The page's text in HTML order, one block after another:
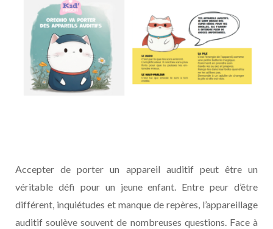
Accepter de porter un appareil auditif peut être un
véritable défi pour un jeune enfant. Entre peur d’être
différent, inquiétudes et manque de repères, l’appareillage
auditif soulève souvent de nombreuses questions. Face à